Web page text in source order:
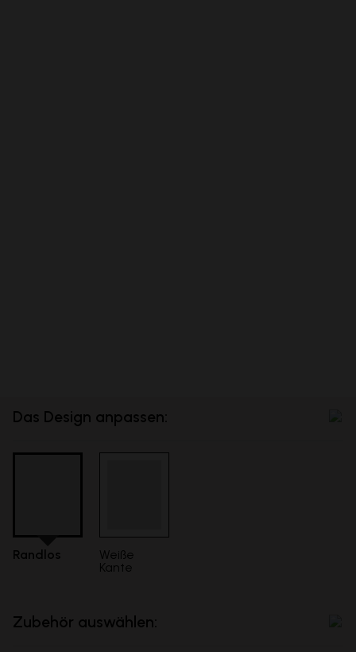
Das Design anpassen:
Randlos
Weiße
Kante
Zubehör auswählen: